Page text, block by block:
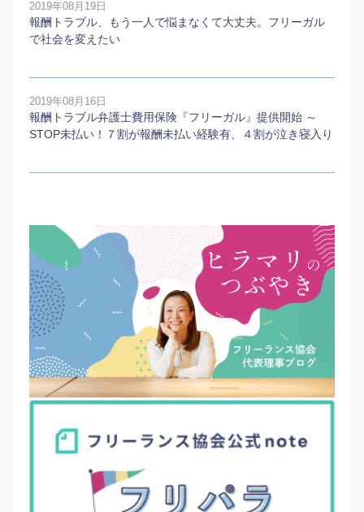
2019年08月19日
報酬トラブル、もう一人で悩まなくて大丈夫。フリーガル
で社会を変えたい
2019年08月16日
報酬トラブル弁護士費用保険『フリーガル』提供開始 ～
STOP未払い！７割が報酬未払い経験有、４割が泣き寝入り